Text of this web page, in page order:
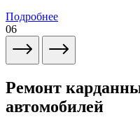
Подробнее
06
Ремонт
автомобилей